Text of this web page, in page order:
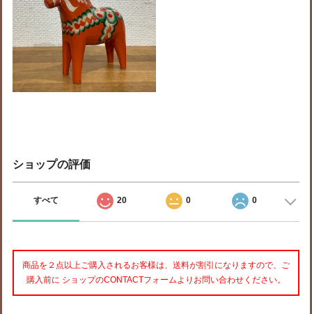
ショップの評価
すべて 20 0 0
商品を２点以上ご購入されるお客様は、送料が割引になりますので、ご
購入前に ショップのCONTACTフォームよりお問い合わせください。